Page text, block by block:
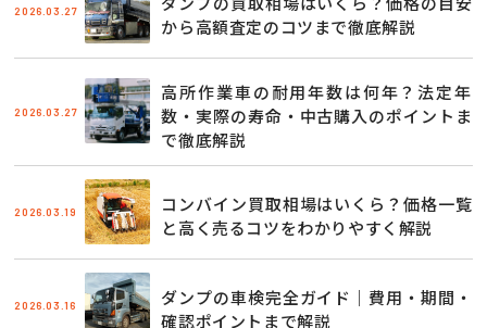
2026.03.27
から高額査定のコツまで徹底解説
2026.03.27
高所作業車の耐用年数は何年？法定年
数・実際の寿命・中古購入のポイントま
で徹底解説
2026.03.19
コンバイン買取相場はいくら？価格一覧
と高く売るコツをわかりやすく解説
2026.03.16
ダンプの車検完全ガイド｜費用・期間・
確認ポイントまで解説